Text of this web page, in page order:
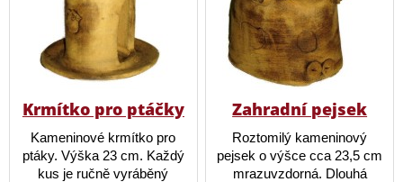
Krmítko pro ptáčky
Kameninové krmítko pro
ptáky. Výška 23 cm. Každý
kus je ručně vyráběný
Zahradní pejsek
Roztomilý kameninový
pejsek o výšce cca 23,5 cm
mrazuvzdorná. Dlouhá